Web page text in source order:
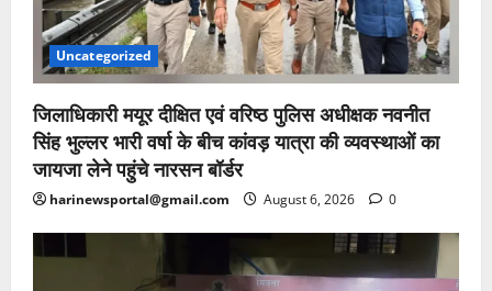
Uncategorized
जिलाधिकारी मयूर दीक्षित एवं वरिष्ठ पुलिस अधीक्षक नवनीत
सिंह भुल्लर भारी वर्षा के बीच कांवड़ यात्रा की व्यवस्थाओं का
जायजा लेने पहुंचे नारसन बॉर्डर
harinewsportal@gmail.com August 6, 2026 0